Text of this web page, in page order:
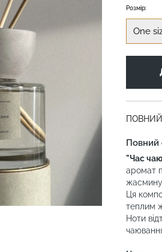
Розмір:
One
Повний
"Час
аромат
жасмину
Ця
теплим
Ноти